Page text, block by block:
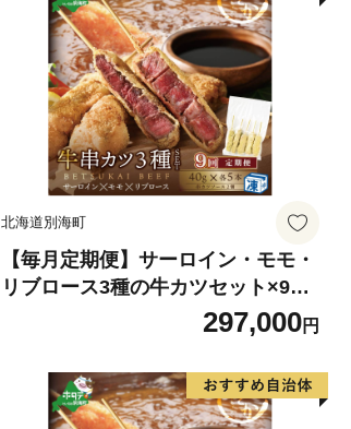
北海道別海町
【毎月定期便】サーロイン・モモ・
リブロース3種の牛カツセット×9ヵ
月【NDM090096】（串あげ処のど
297,000円